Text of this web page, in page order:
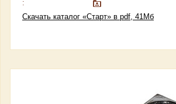
:
Скачать каталог «Старт» в pdf, 41Мб